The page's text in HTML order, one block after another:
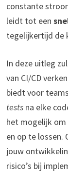
constante
leidt tot een
tegelijkertijd de
In deze uitleg
van CI/CD
biedt voor
testsna elke
het mogelijk
en op te lossen.
jouw
risico’s bij